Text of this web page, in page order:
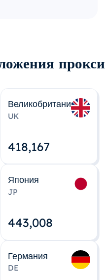
прокси
Великобритания
UK
418,167
Япония
JP
443,008
Германия
DE